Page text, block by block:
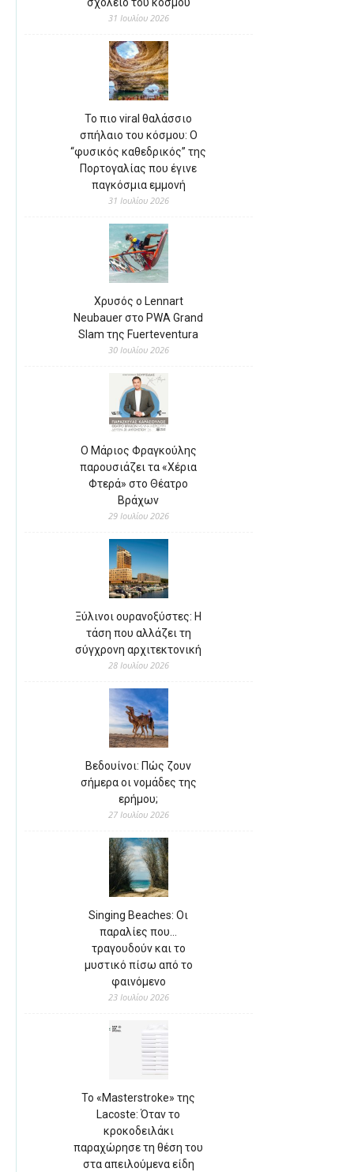
31 Ιουλίου 2026
Το πιο viral θαλάσσιο
σπήλαιο του κόσμου: Ο
“φυσικός καθεδρικός” της
Πορτογαλίας που έγινε
παγκόσμια εμμονή
31 Ιουλίου 2026
Χρυσός ο Lennart
Neubauer στο PWA Grand
Slam της Fuerteventura
30 Ιουλίου 2026
Ο Μάριος Φραγκούλης
παρουσιάζει τα «Χέρια
Φτερά» στο Θέατρο
Βράχων
29 Ιουλίου 2026
Ξύλινοι ουρανοξύστες: Η
τάση που αλλάζει τη
σύγχρονη αρχιτεκτονική
28 Ιουλίου 2026
Βεδουίνοι: Πώς ζουν
σήμερα οι νομάδες της
ερήμου;
27 Ιουλίου 2026
Singing Beaches: Οι
παραλίες που…
τραγουδούν και το
μυστικό πίσω από το
φαινόμενο
23 Ιουλίου 2026
Το «Masterstroke» της
Lacoste: Όταν το
κροκοδειλάκι
παραχώρησε τη θέση του
στα απειλούμενα είδη